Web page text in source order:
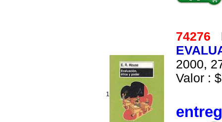
1
74276
2000,
Valor :